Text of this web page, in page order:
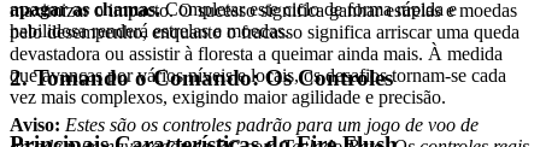
maximizar o impacto. O sucesso significa ganhar estrelas e moedas
pelo desempenho, enquanto o fracasso significa arriscar uma queda
devastadora ou assistir à floresta a queimar ainda mais. À medida
que avanças por vários níveis e locais, os desafios tornam-se cada
vez mais complexos, exigindo maior agilidade e precisão.
apagar as chamas.Completar este ciclo de forma rápida e
habilidosa renderá estrelas e moedas.
2. Tomando o Comando: Os Controles
Aviso: Estes são os controles padrão para um jogo de voo de